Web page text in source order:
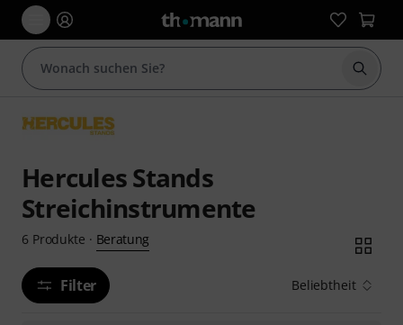
Suche
Hercules Stands
Streichinstrumente
6 Produkte · Beratung
Filter Beliebtheit